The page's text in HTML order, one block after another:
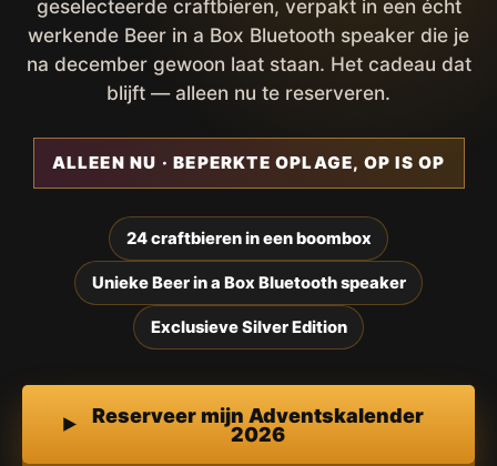
geselecteerde craftbieren, verpakt in een écht
werkende Beer in a Box Bluetooth speaker die je
na december gewoon laat staan. Het cadeau dat
blijft — alleen nu te reserveren.
ALLEEN NU · BEPERKTE OPLAGE, OP IS OP
24 craftbieren in een boombox
Unieke Beer in a Box Bluetooth speaker
Exclusieve Silver Edition
Reserveer mijn Adventskalender
2026